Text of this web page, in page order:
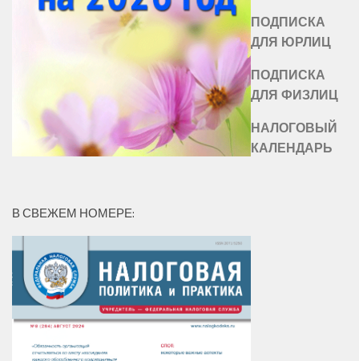
ПОДПИСКА
ДЛЯ ЮРЛИЦ
ПОДПИСКА
ДЛЯ ФИЗЛИЦ
НАЛОГОВЫЙ
КАЛЕНДАРЬ
В СВЕЖЕМ НОМЕРЕ: